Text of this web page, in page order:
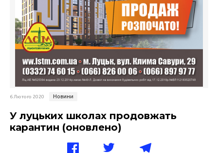
6 Лютого 2020 Новини
У луцьких школах продовжать
карантин (оновлено)